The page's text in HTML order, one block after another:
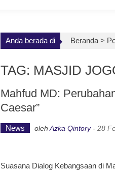
Anda berada di Beranda >
TAG: MASJID
Mahfud MD:
Caesar”
News oleh Azka Qintory- 28
Suasana Dialog Kebangsaan di